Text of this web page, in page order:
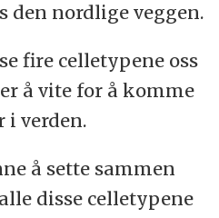
den nordlige veggen.
fire celletypene oss
å vite for å komme
i verden.
å sette sammen
disse celletypene